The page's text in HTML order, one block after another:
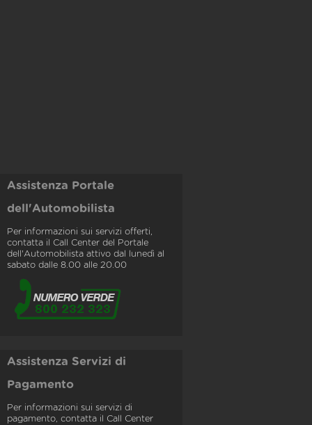
Assistenza Portale
dell'Automobilista
Per informazioni sui servizi offerti,
contatta il Call Center del Portale
dell'Automobilista attivo dal lunedì al
sabato dalle 8.00 alle 20.00
Assistenza Servizi di
Pagamento
Per informazioni sui servizi di
pagamento, contatta il Call Center